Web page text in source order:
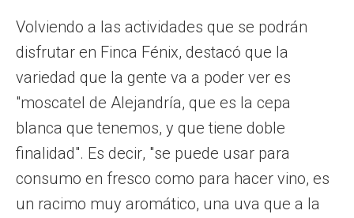
Volviendo a las actividades que se podrán
disfrutar en Finca Fénix, destacó que la
variedad que la gente va a poder ver es
"moscatel de Alejandría, que es la cepa
blanca que tenemos, y que tiene doble
finalidad". Es decir, "se puede usar para
consumo en fresco como para hacer vino, es
un racimo muy aromático, una uva que a la